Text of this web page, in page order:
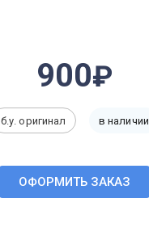
900
б.у. оригинал в наличии
ОФОРМИТЬ ЗАКАЗ